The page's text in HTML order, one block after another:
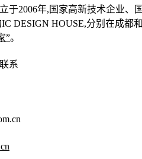
于2006年,国家高新技术企业
DESIGN HOUSE,分别在成
”。
系